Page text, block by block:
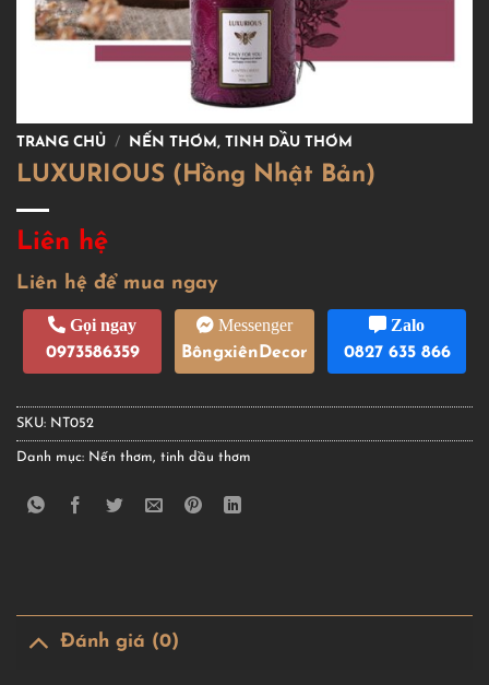
TRANG CHỦ / NẾN THƠM, TINH DẦU THƠM
LUXURIOUS (Hồng Nhật Bản)
Liên hệ
Liên hệ để mua ngay
Gọi ngay
0973586359
Messenger
BôngxiênDecor
Zalo
0827 635 866
SKU: NT052
Danh mục: Nến thơm, tinh dầu thơm
Đánh giá (0)